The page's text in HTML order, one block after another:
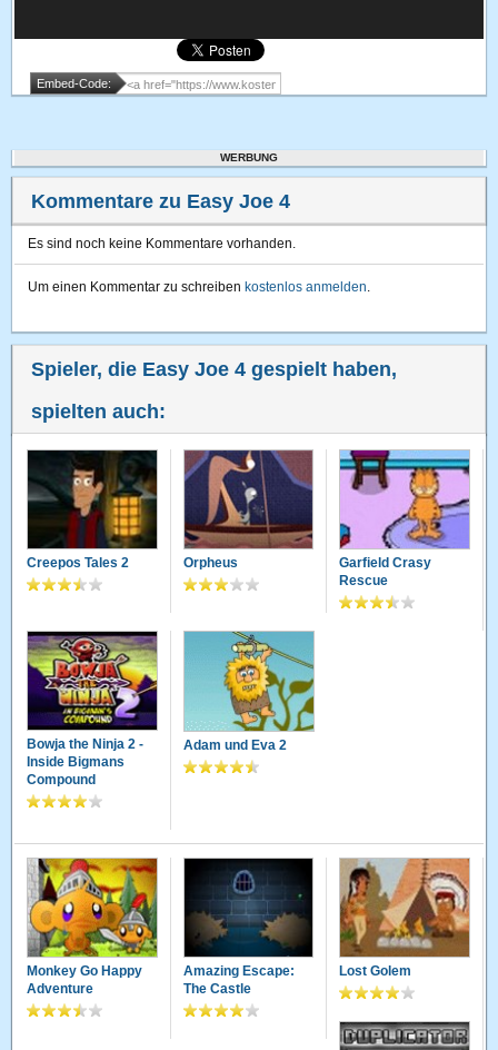
Embed-Code:
WERBUNG
Kommentare zu Easy Joe 4
Es sind noch keine Kommentare vorhanden.
Um einen Kommentar zu schreiben kostenlos anmelden.
Spieler, die Easy Joe 4 gespielt haben,
spielten auch:
Creepos Tales 2 Orpheus
Garfield Crasy
Rescue
Bowja the Ninja 2 -
Inside Bigmans
Compound
Adam und Eva 2
Monkey Go Happy
Adventure
Amazing Escape:
The Castle
Lost Golem